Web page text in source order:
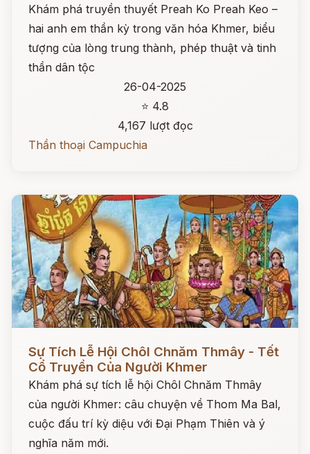
Khám phá truyền thuyết Preah Ko Preah Keo –
hai anh em thần kỳ trong văn hóa Khmer, biểu
tượng của lòng trung thành, phép thuật và tinh
thần dân tộc
26-04-2025
⭐ 4.8
4,167 lượt đọc
Thần thoại Campuchia
Sự Tích Lễ Hội Chôl Chnăm Thmây - Tết
Cổ Truyền Của Người Khmer
Khám phá sự tích lễ hội Chôl Chnăm Thmây
của người Khmer: câu chuyện về Thom Ma Bal,
cuộc đấu trí kỳ diệu với Đại Phạm Thiên và ý
nghĩa năm mới.